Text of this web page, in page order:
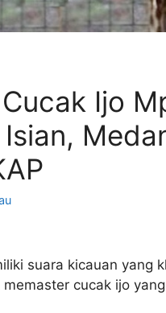
Ijo
suara kicauan yang
cucak ijo